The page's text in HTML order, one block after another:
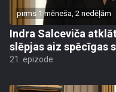
pirms 1 mēneša, 2 nedēļām
Indra Salceviča
slēpjas aiz spēcīgas
21. epizode